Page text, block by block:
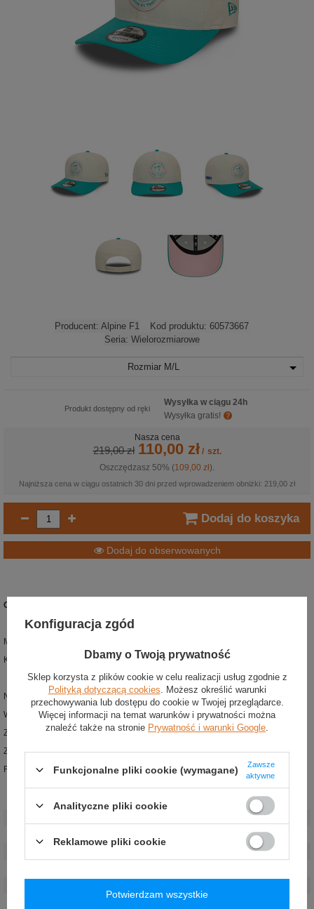
Producent: Alpine F1 Kod produktu: 60573667
Seria: Wielorozmiarowe
Rozmiar M/L
Produkt dostępny od ręki
Wysyłka w ciągu 24h
Wysyłka gratis!
Nasza cena
219,00 zł 110,00 zł/ szt.
Oszczędzasz 50% (109,00 zł).
Najniższa cena w ciągu ostatnich 30 dni przed wprowadzeniem obniżki: 219,00 zł
Dodaj do koszyka
Dodaj do obserwowanych
Czapka baseballowa męska Miami GP Alpine F1
Materiał: bawełna
Kolor: wielokolorowy
Najnowsza czapka baseballowa z kolekcji Alpine F1
Wykonana z wysokiej jakości bawełny
Zaprojektowana specjalnie na GP Miami
Z przodu haftowane logo Alpine F1
Regulowany obwód
Stan
Nowy
Konfiguracja zgód
Dbamy o Twoją prywatność
Sklep korzysta z plików cookie w celu realizacji usług zgodnie z
Polityką dotyczącą cookies . Możesz określić warunki
przechowywania lub dostępu do cookie w Twojej przeglądarce.
Więcej informacji na temat warunków i prywatności można
znaleźć także na stronie Prywatność i warunki Google
Funkcjonalne pliki cookie (wymagane)
Zawsze
aktywne
Analityczne pliki cookie
Reklamowe pliki cookie
Potwierdzam wszystkie